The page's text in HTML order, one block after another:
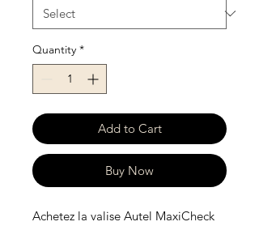
Quantity *
Add to Cart
Buy Now
Achetez la valise Autel MaxiCheck